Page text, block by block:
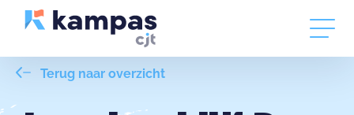
Terug naar overzicht